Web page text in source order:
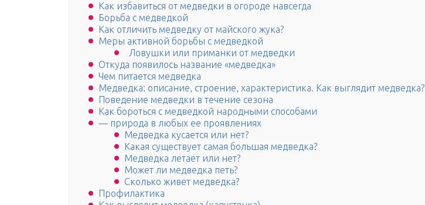
Как избавиться от медведки в огороде навсегда
Борьба с медведкой
Как отличить медведку от майского жука?
Меры активной борьбы с медведкой
Ловушки или приманки от медведки
Откуда появилось название «медведка»
Чем питается медведка
Медведка: описание, строение, характеристика. Как выглядит медведка?
Поведение медведки в течение сезона
Как бороться с медведкой народными способами
— природа в любых ее проявлениях
Медведка кусается или нет?
Какая существует самая большая медведка?
Медведка летает или нет?
Может ли медведка петь?
Сколько живет медведка?
Профилактика